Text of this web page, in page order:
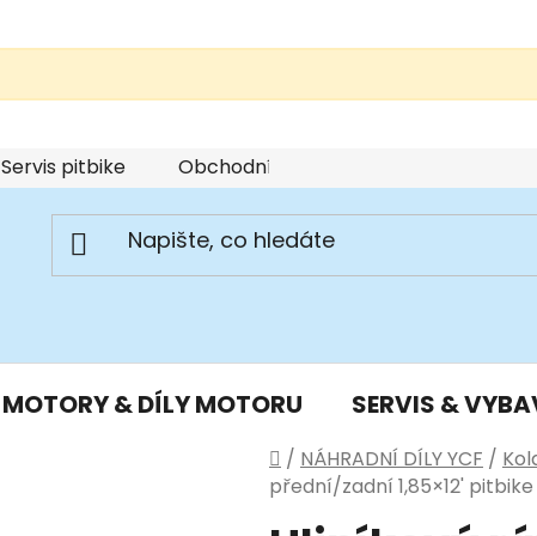
Servis pitbike Obchodní podmínky
MOTORY & DÍLY MOTORU SERVIS &
Domů
/ NÁHRADNÍ DÍLY YCF /
přední/zadní 1,85×12' pitbike